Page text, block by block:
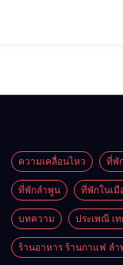
ความเคลื่อนไหว ที่พั
ที่พักลําพูน ที่พักในเมื
บทความ ประเพณี เ
ร้านอาหาร ร้านกาแฟ ลำ